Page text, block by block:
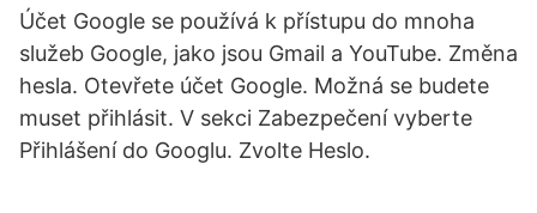
Účet Google se používá k přístupu do mnoha
služeb Google, jako jsou Gmail a YouTube. Změna
hesla. Otevřete účet Google. Možná se budete
muset přihlásit. V sekci Zabezpečení vyberte
Přihlášení do Googlu. Zvolte Heslo.